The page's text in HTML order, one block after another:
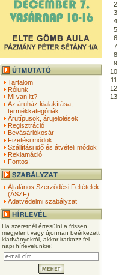
Tartalom
Rólunk
Mi van itt?
Az áruház kialakítása,
termékkategóriák
Árutípusok, árujelölések
Regisztráció
Bevásárlókosár
Fizetési módok
Szállítási idő és átvételi módok
Reklamáció
Fontos!
Általános Szerződési Feltételek
(ÁSZF)
Adatvédelmi szabályzat
Ha szeretnél értesülni a frissen
megjelent vagy újonnan beérkezett
kiadványokról, akkor iratkozz fel
napi hírlevelünkre!
2
3
4
5
6
7
8
9
10
11
12
13